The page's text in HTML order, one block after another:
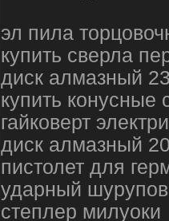
эл пила
купить сверла
диск алмазный
купить конусные
гайковерт
диск алмазный
пистолет для
ударный
степлер милуоки